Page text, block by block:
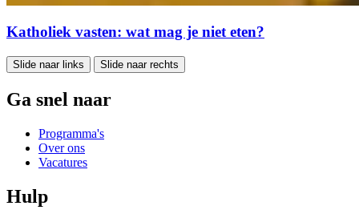
Katholiek vasten: wat mag je niet eten?
Slide naar links Slide naar rechts
Ga snel naar
Programma's
Over ons
Vacatures
Hulp